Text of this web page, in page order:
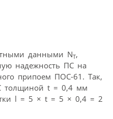
данными NT,
надежность ПС на
припоем ПОС-61. Так,
толщиной t = 0,4 мм
l = 5 × t = 5 × 0,4 = 2